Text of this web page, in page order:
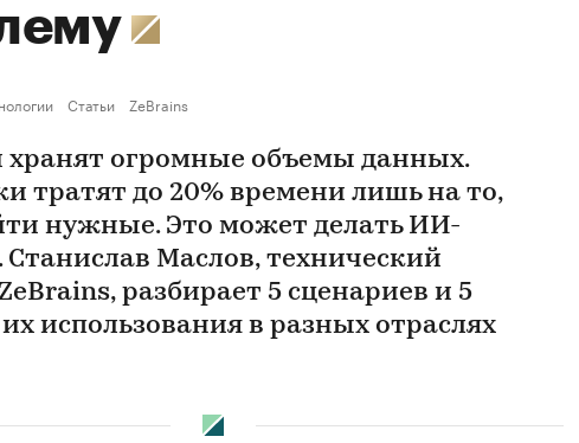
Статьи ZeBrains
огромные объемы данных.
тратят до 20% времени лишь на то,
нужные. Это может делать ИИ-
Станислав Маслов, технический
разбирает 5 сценариев и 5
использования в разных отраслях